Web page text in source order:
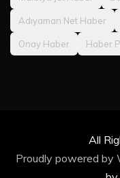
Adıyaman Net Haber
Onay Haber Haber
All
Proudly powered by